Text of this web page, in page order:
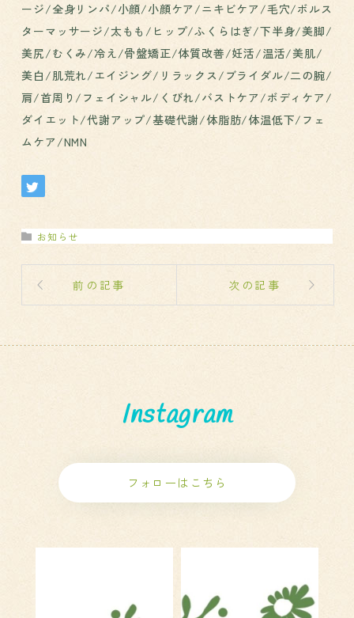
ージ/全身リンパ/小顔/小顔ケア/ニキビケア/毛穴/ボルス
ターマッサージ/太もも/ヒップ/ふくらはぎ/下半身/美脚/
美尻/むくみ/冷え/骨盤矯正/体質改善/妊活/温活/美肌/
美白/肌荒れ/エイジング/リラックス/ブライダル/二の腕/
肩/首周り/フェイシャル/くびれ/バストケア/ボディケア/
ダイエット/代謝アップ/基礎代謝/体脂肪/体温低下/フェ
ムケア/NMN
お知らせ
前の記事 次の記事
Instagram
フォローはこちら